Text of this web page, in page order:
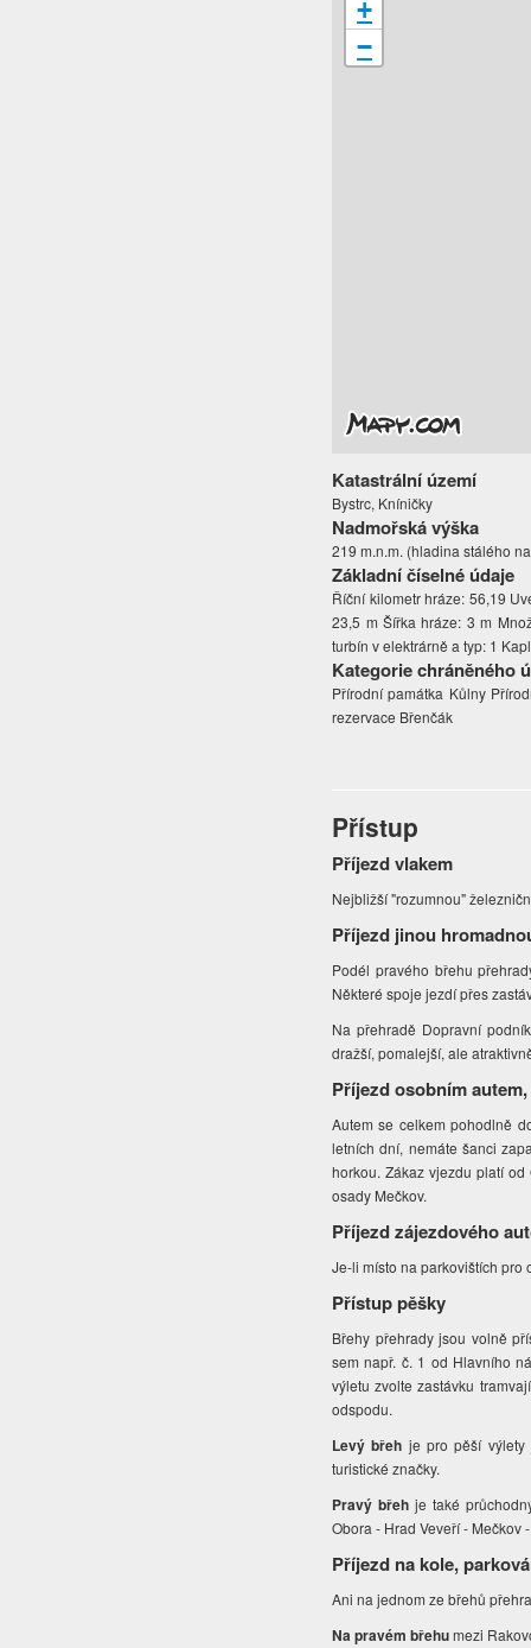
+
−
Katastrální území
Bystrc, Kníničky
Nadmořská výška
219 m.n.m. (hladina stálého
Základní číselné údaje
Říční kilometr hráze: 56,19
23,5 m Šířka hráze: 3 m
turbín v elektrárně a typ: 1
Kategorie chráněného
Přírodní památka Kůlny
rezervace Břenčák
Přístup
Příjezd vlakem
Nejbližší "rozumnou"
Příjezd jinou
Podél pravého břehu
Některé spoje jezdí přes
Na přehradě Dopravní
dražší, pomalejší, ale
Příjezd osobním
Autem se celkem pohodlně
letních dní, nemáte šanci
horkou. Zákaz vjezdu platí
osady Mečkov.
Příjezd zájezdového
Je-li místo na parkovištích pro
Přístup pěšky
Břehy přehrady jsou volně
sem např. č. 1 od Hlavního
výletu zvolte zastávku
odspodu.
Levý břeh je pro pěší výlety
turistické značky.
Pravý břeh je také
Obora - Hrad Veveří - Mečkov
Příjezd na kole,
Ani na jednom ze břehů
Na pravém břehumezi